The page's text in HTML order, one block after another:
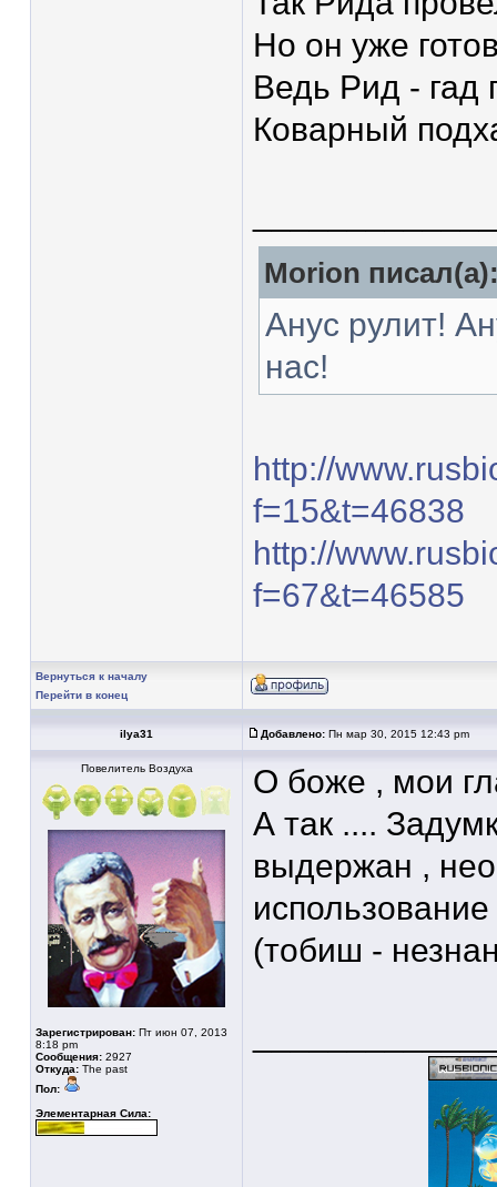
Но он уже
Ведь Рид - гад
Коварный
Morion
Анус рулит!
нас!
http://
f=15&t=46838
http://
f=67&t=46585
Вернуться к началу
Перейти в конец
ilya31 Добавлено: Пн мар 30, 2015 12:43 pm
Повелитель Воздуха
Зарегистрирован: Пт июн 07, 2013
8:18 pm
Сообщения: 2927
Откуда: The past
Пол:
Элементарная Сила:
О боже , мои
А так ....
выдержан ,
(тобиш -